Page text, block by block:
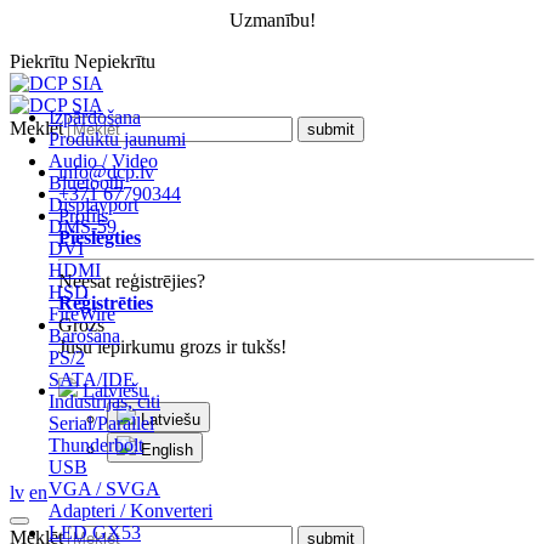
Uzmanību!
Piekrītu Nepiekrītu
Izpārdošana
Produktu jaunumi
Audio / Video
Bluetooth
Displayport
DMS-59
DVI
HDMI
HSD
FireWire
Barošana
PS/2
SATA/IDE
Industrijas, citi
Serial/Parallel
Thunderbolt
USB
VGA / SVGA
Adapteri / Konverteri
LED GX53
Meklēt
info@dcp.lv
+371 67790344
Profils
Pieslēgties
Neesat reģistrējies?
Reģistrēties
Grozs
Jūsu iepirkumu grozs ir tukšs!
Latviešu
Latviešu
English
lv en
Meklēt